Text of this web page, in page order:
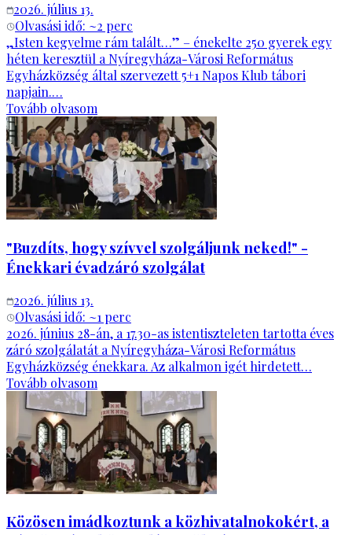
2026. július 13.
Olvasási idő: ~2 perc
„Isten kegyelme rám talált…” – énekelte 250 gyerek egy
héten keresztül a Nyíregyháza-Városi Református
Egyházközség által szervezett 5+1 Napos Klub tábori
napjain.…
Tovább olvasom
"Buzdíts, hogy szívvel szolgáljunk neked!" -
Énekkari évadzáró szolgálat
2026. július 13.
Olvasási idő: ~1 perc
2026. június 28-án, a 17.30-as istentiszteleten tartotta éves
záró szolgálatát a Nyíregyháza-Városi Református
Egyházközség énekkara. Az alkalmon igét hirdetett…
Tovább olvasom
Közösen imádkoztunk a közhivatalnokokért, a